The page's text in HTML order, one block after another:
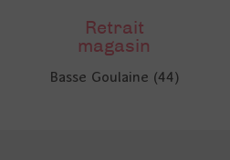
Retrait
magasin
Basse Goulaine (44)